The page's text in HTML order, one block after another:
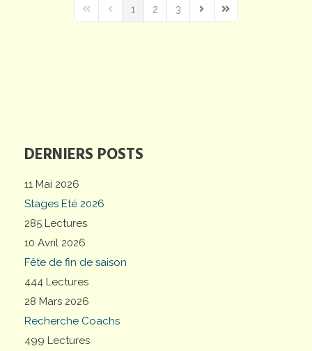
DERNIERS POSTS
11 Mai 2026
Stages Eté 2026
285 Lectures
10 Avril 2026
Fête de fin de saison
444 Lectures
28 Mars 2026
Recherche Coachs
499 Lectures
First PagePrevious Page
1 2 3
Next PageLast Page